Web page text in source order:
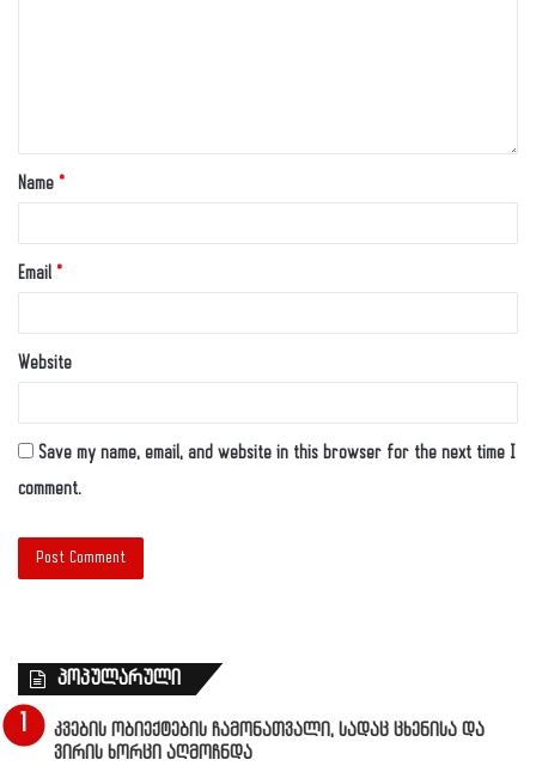
Name *
Email *
Website
Save my name, email, and website in this browser for the next time I
comment.
პოპულარული
კვების ობიექტების ჩამონათვალი, სადაც ცხენისა და
ვირის ხორცი აღმოჩნდა